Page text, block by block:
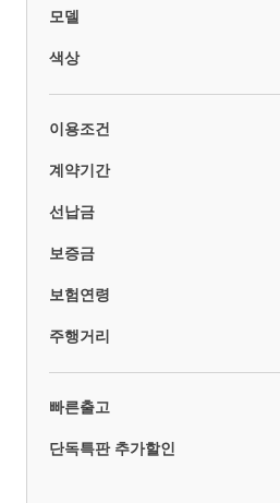
모델
색상
이용조건
계약기간
선납금
보증금
보험연령
주행거리
빠른출고
단독특판 추가할인